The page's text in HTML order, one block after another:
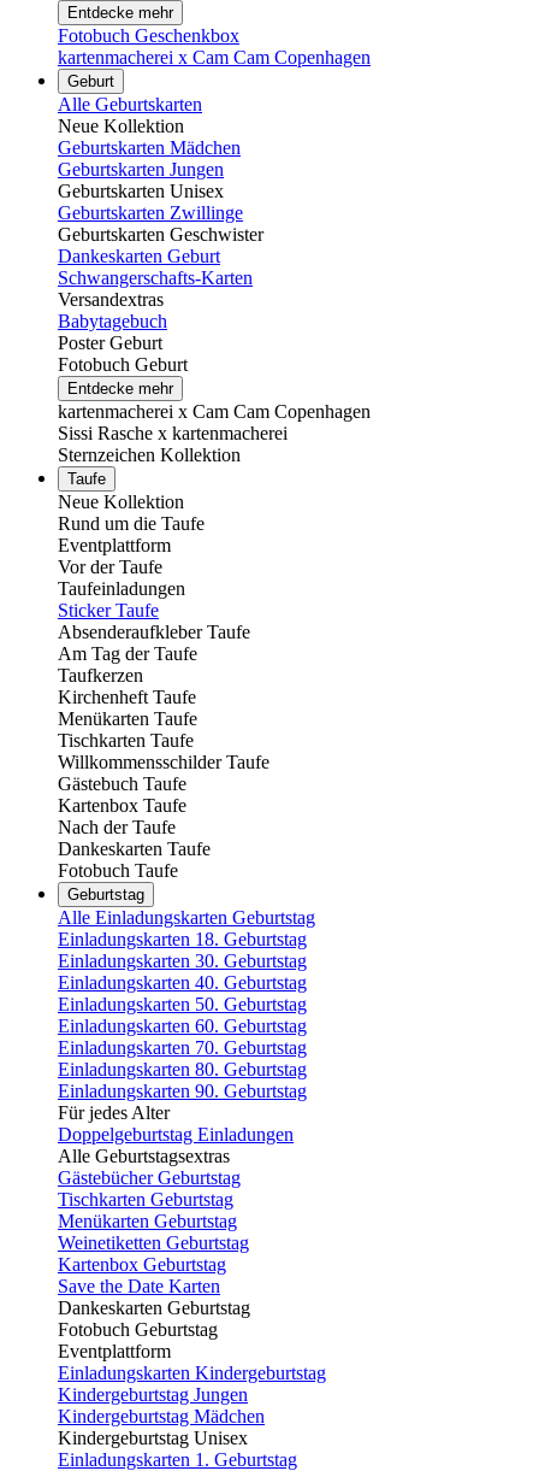
Entdecke mehr
Fotobuch Geschenkbox
kartenmacherei x Cam Cam Copenhagen
Geburt
Alle Geburtskarten
Neue Kollektion
Geburtskarten Mädchen
Geburtskarten Jungen
Geburtskarten Unisex
Geburtskarten Zwillinge
Geburtskarten Geschwister
Dankeskarten Geburt
Schwangerschafts-Karten
Versandextras
Babytagebuch
Poster Geburt
Fotobuch Geburt
Entdecke mehr
kartenmacherei x Cam Cam Copenhagen
Sissi Rasche x kartenmacherei
Sternzeichen Kollektion
Taufe
Neue Kollektion
Rund um die Taufe
Eventplattform
Vor der Taufe
Taufeinladungen
Sticker Taufe
Absenderaufkleber Taufe
Am Tag der Taufe
Taufkerzen
Kirchenheft Taufe
Menükarten Taufe
Tischkarten Taufe
Willkommensschilder Taufe
Gästebuch Taufe
Kartenbox Taufe
Nach der Taufe
Dankeskarten Taufe
Fotobuch Taufe
Geburtstag
Alle Einladungskarten Geburtstag
Einladungskarten 18. Geburtstag
Einladungskarten 30. Geburtstag
Einladungskarten 40. Geburtstag
Einladungskarten 50. Geburtstag
Einladungskarten 60. Geburtstag
Einladungskarten 70. Geburtstag
Einladungskarten 80. Geburtstag
Einladungskarten 90. Geburtstag
Für jedes Alter
Doppelgeburtstag Einladungen
Alle Geburtstagsextras
Gästebücher Geburtstag
Tischkarten Geburtstag
Menükarten Geburtstag
Weinetiketten Geburtstag
Kartenbox Geburtstag
Save the Date Karten
Dankeskarten Geburtstag
Fotobuch Geburtstag
Eventplattform
Einladungskarten Kindergeburtstag
Kindergeburtstag Jungen
Kindergeburtstag Mädchen
Kindergeburtstag Unisex
Einladungskarten 1. Geburtstag